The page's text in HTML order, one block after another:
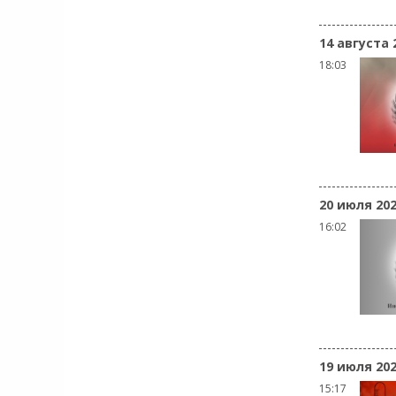
14 августа
18:03
20 июля
16:02
19 июля
15:17